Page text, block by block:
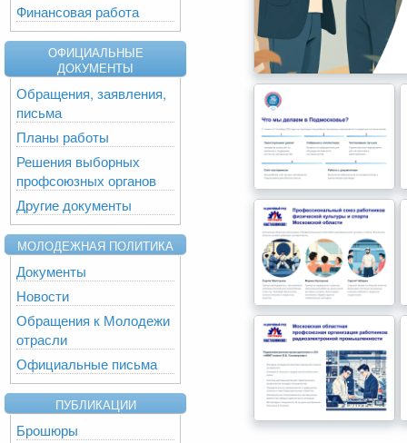
Финансовая работа
ОФИЦИАЛЬНЫЕ
ДОКУМЕНТЫ
Обращения, заявления,
письма
Планы работы
Решения выборных
профсоюзных органов
Другие документы
МОЛОДЕЖНАЯ ПОЛИТИКА
Документы
Новости
Обращения к Молодежи
отрасли
Официальные письма
ПУБЛИКАЦИИ
Брошюры